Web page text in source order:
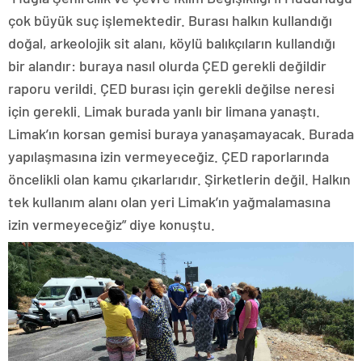
çok büyük suç işlemektedir. Burası halkın kullandığı
doğal, arkeolojik sit alanı, köylü balıkçıların kullandığı
bir alandır: buraya nasıl olurda ÇED gerekli değildir
raporu verildi. ÇED burası için gerekli değilse neresi
için gerekli. Limak burada yanlı bir limana yanaştı.
Limak’ın korsan gemisi buraya yanaşamayacak. Burada
yapılaşmasına izin vermeyeceğiz. ÇED raporlarında
öncelikli olan kamu çıkarlarıdır. Şirketlerin değil. Halkın
tek kullanım alanı olan yeri Limak’ın yağmalamasına
izin vermeyeceğiz” diye konuştu.